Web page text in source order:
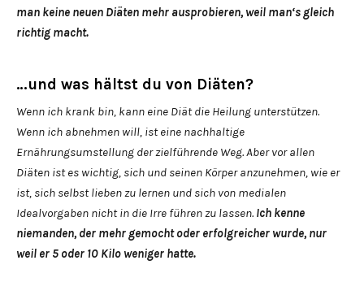
man keine neuen Diäten mehr ausprobieren, weil man‘s gleich
richtig macht.
…und was hältst du von Diäten?
Wenn ich krank bin, kann eine Diät die Heilung unterstützen.
Wenn ich abnehmen will, ist eine nachhaltige
Ernährungsumstellung der zielführende Weg. Aber vor allen
Diäten ist es wichtig, sich und seinen Körper anzunehmen, wie er
ist, sich selbst lieben zu lernen und sich von medialen
Idealvorgaben nicht in die Irre führen zu lassen. Ich kenne
niemanden, der mehr gemocht oder erfolgreicher wurde, nur
weil er 5 oder 10 Kilo weniger hatte.